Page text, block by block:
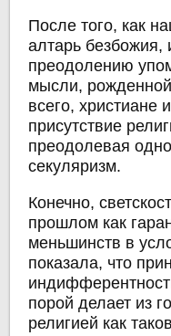
После того, как
алтарь безбожия,
преодолению
мысли,
всего, христиане
присутствие
преодолевая
секуляризм.
Конечно,
прошлом как
меньшинств в
показала, что
порой делает из
религией как